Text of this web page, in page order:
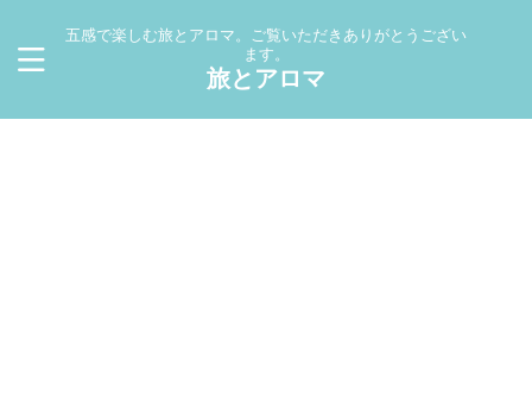
五感で楽しむ旅とアロマ。ご覧いただきありがとうござい
ます。
旅とアロマ